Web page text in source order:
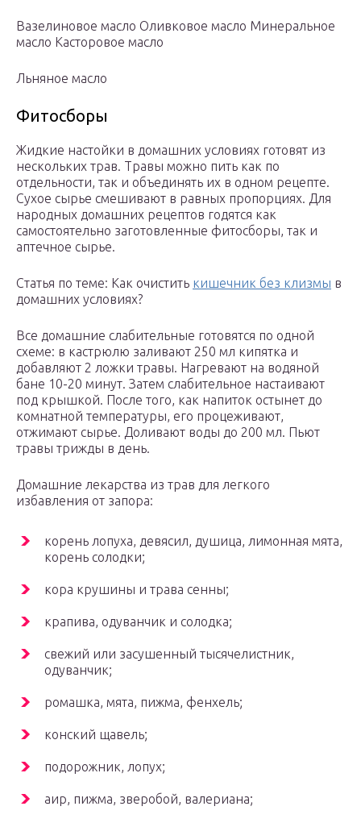
Вазелиновое масло Оливковое масло Минеральное
масло Касторовое масло
Льняное масло
Фитосборы
Жидкие настойки в домашних условиях готовят из
нескольких трав. Травы можно пить как по
отдельности, так и объединять их в одном рецепте.
Сухое сырье смешивают в равных пропорциях. Для
народных домашних рецептов годятся как
самостоятельно заготовленные фитосборы, так и
аптечное сырье.
Статья по теме: Как очистить кишечник без клизмы в
домашних условиях?
Все домашние слабительные готовятся по одной
схеме: в кастрюлю заливают 250 мл кипятка и
добавляют 2 ложки травы. Нагревают на водяной
бане 10-20 минут. Затем слабительное настаивают
под крышкой. После того, как напиток остынет до
комнатной температуры, его процеживают,
отжимают сырье. Доливают воды до 200 мл. Пьют
травы трижды в день.
Домашние лекарства из трав для легкого
избавления от запора:
корень лопуха, девясил, душица, лимонная мята,
корень солодки;
кора крушины и трава сенны;
крапива, одуванчик и солодка;
свежий или засушенный тысячелистник,
одуванчик;
ромашка, мята, пижма, фенхель;
конский щавель;
подорожник, лопух;
аир, пижма, зверобой, валериана;